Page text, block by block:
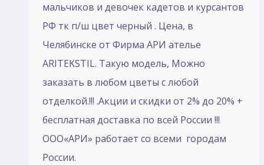
мальчиков и девочек кадетов и курсантов
РФ тк п/ш цвет черный . Цена, в
Челябинске от Фирма АРИ ателье
ARITEKSTIL. Такую модель, Mожно
заказать в любом цветы с любой
отделкой.!!! .Акции и скидки от 2% до 20% +
бесплатная доставка по всей России !!!
ООО«АРИ» работает со всеми городам
России.